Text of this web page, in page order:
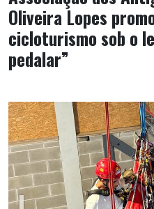
Oliveira Lopes
cicloturismo sob o
pedalar”